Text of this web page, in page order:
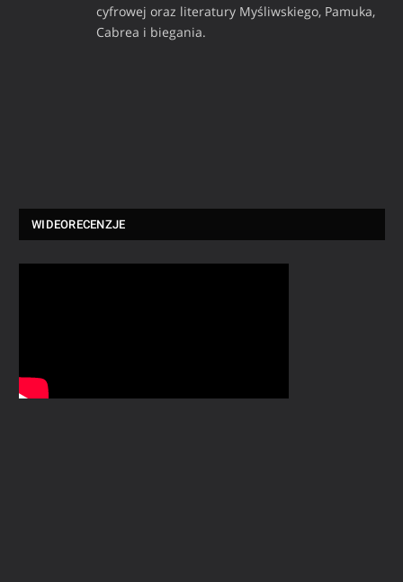
cyfrowej oraz literatury Myśliwskiego, Pamuka,
Cabrea i biegania.
WIDEORECENZJE